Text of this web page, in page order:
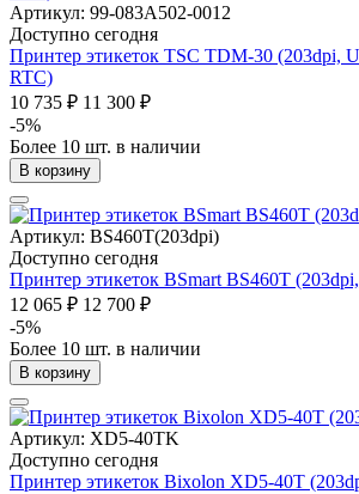
Артикул: 99-083A502-0012
Доступно сегодня
Принтер этикеток TSC TDM-30 (203dpi,
RTC)
10 735 ₽ 11 300 ₽
-5%
Более 10 шт. в наличии
В корзину
Артикул: BS460T(203dpi)
Доступно сегодня
Принтер этикеток BSmart BS460T
12 065 ₽ 12 700 ₽
-5%
Более 10 шт. в наличии
В корзину
Артикул: XD5-40TK
Доступно сегодня
Принтер этикеток Bixolon XD5-40T